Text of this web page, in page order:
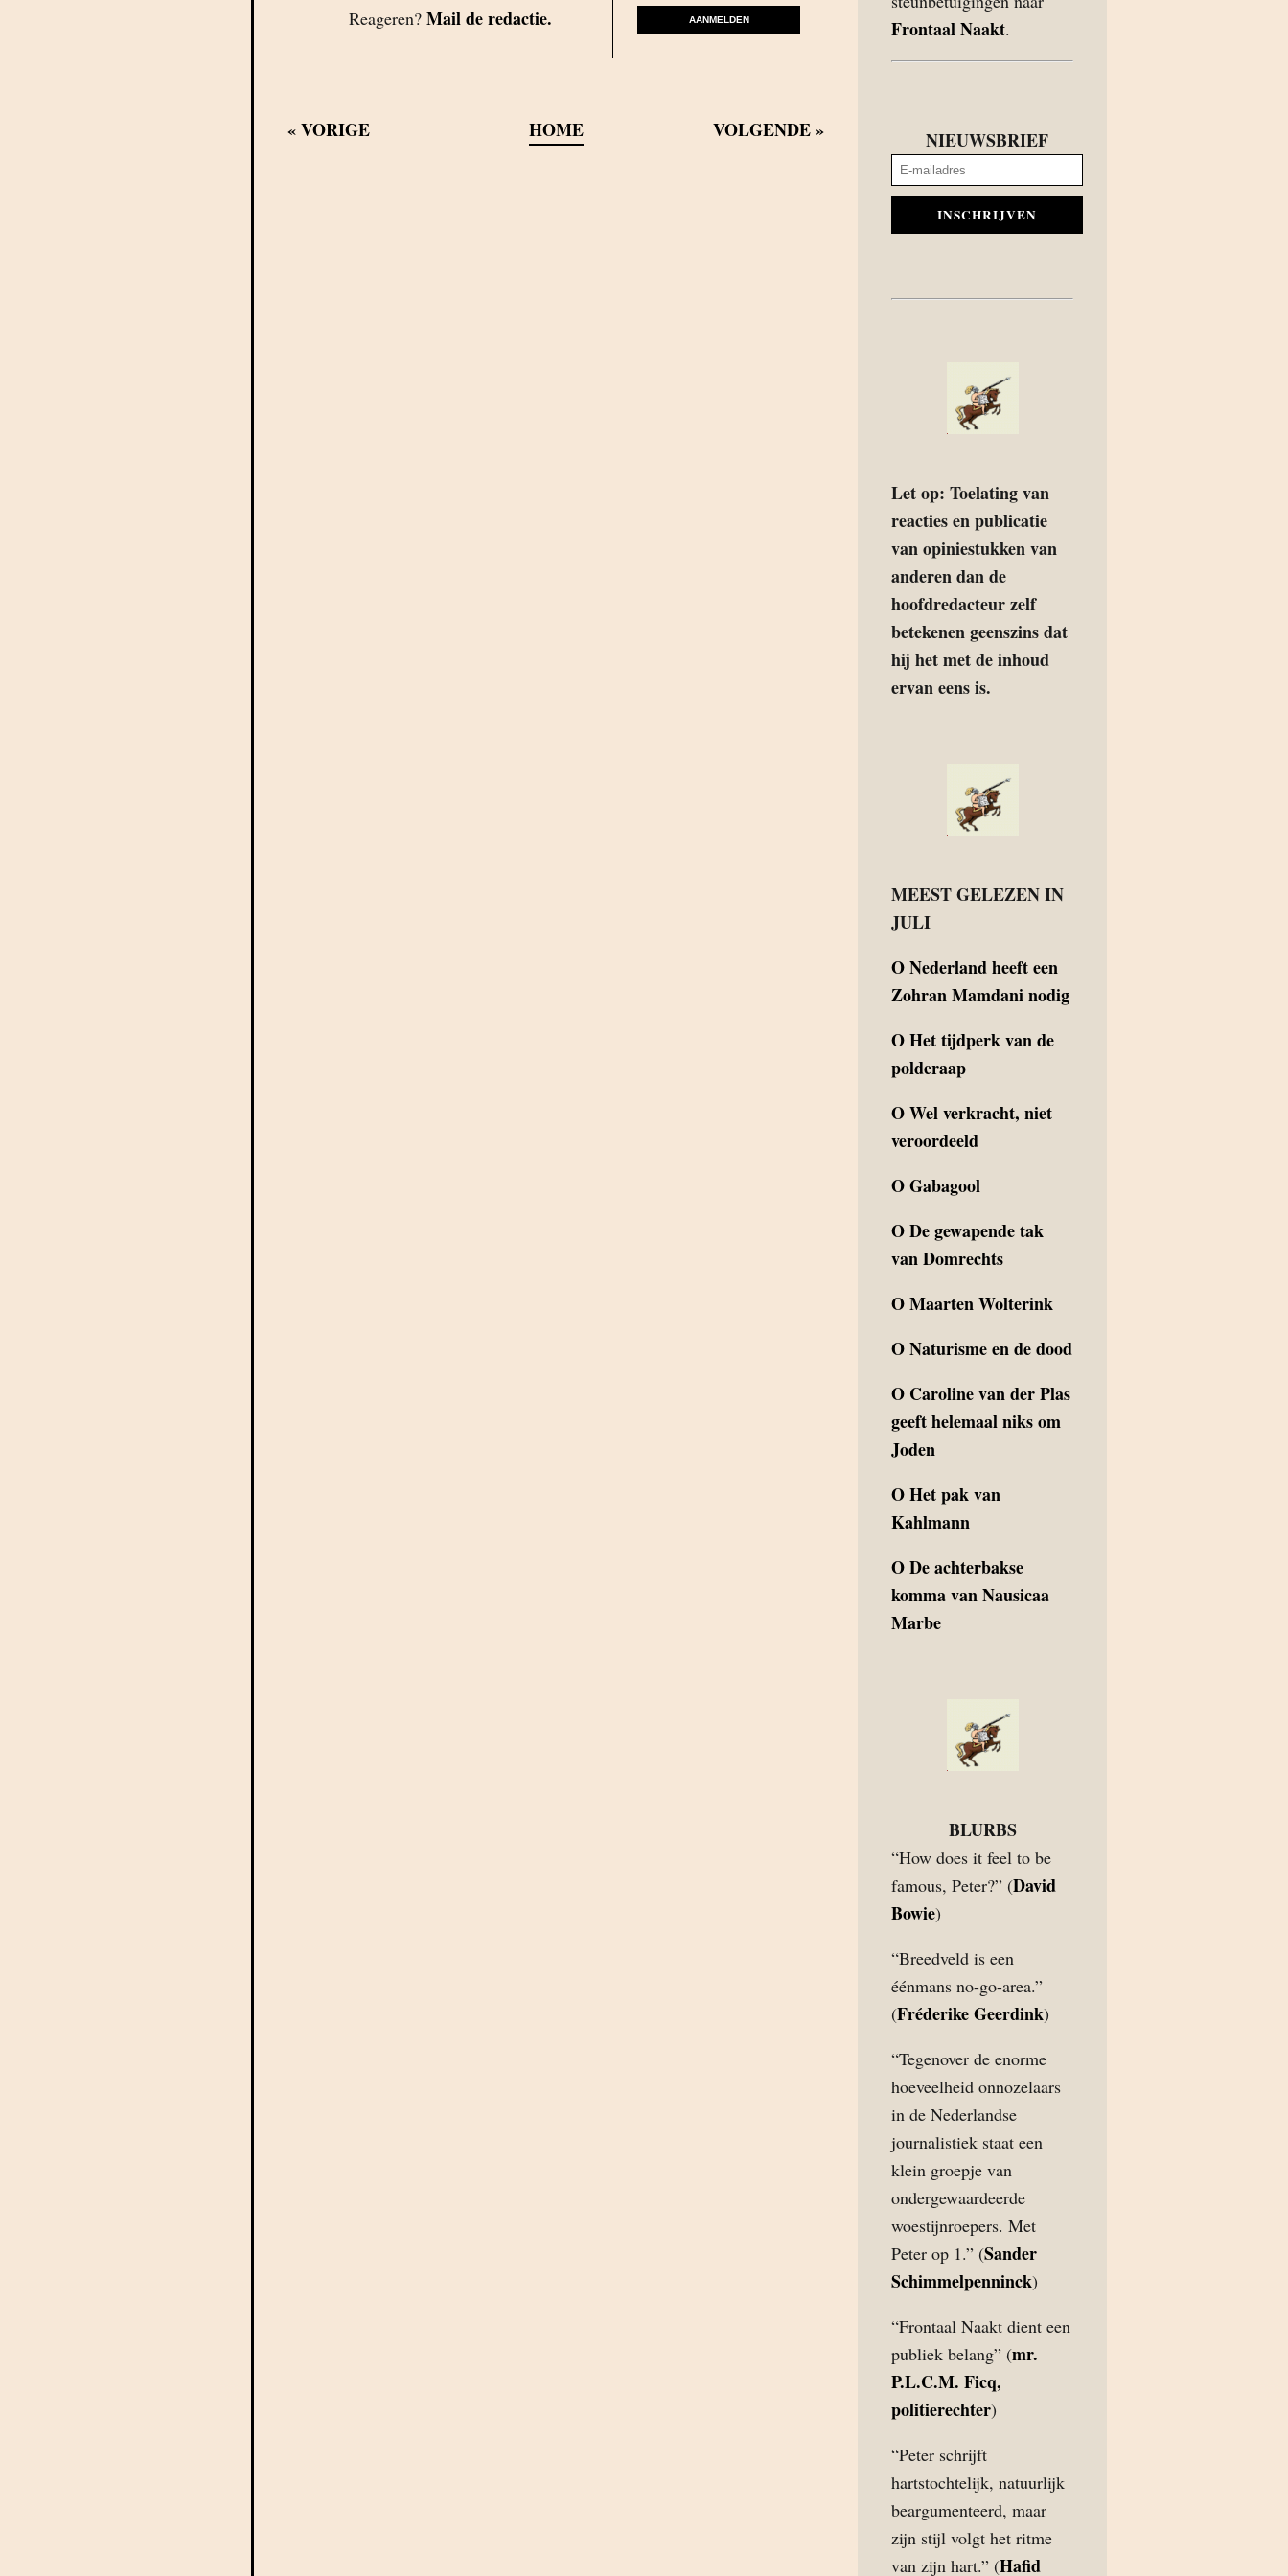
Reageren? Mail de redactie. AANMELDEN
«VORIGE HOME VOLGENDE»
Frontaal Naakt.
NIEUWSBRIEF
INSCHRIJVEN
Let op: Toelating van
reacties en publicatie
van opiniestukken van
anderen dan de
hoofdredacteur zelf
betekenen geenszins dat
hij het met de inhoud
ervan eens is.
MEEST GELEZEN IN
JULI
ONederland heeft een
Zohran Mamdani nodig
OHet tijdperk van de
polderaap
OWel verkracht, niet
veroordeeld
OGabagool
ODe gewapende tak
van Domrechts
OMaarten Wolterink
ONaturisme en de dood
O Caroline van der Plas
geeft helemaal niks om
Joden
OHet pak van
Kahlmann
ODe achterbakse
komma van Nausicaa
Marbe
BLURBS
“How does it feel to be
famous, Peter?” (David
Bowie)
“Breedveld is een
éénmans no-go-area.”
(Fréderike Geerdink)
“Tegenover de enorme
hoeveelheid onnozelaars
in de Nederlandse
journalistiek staat een
klein groepje van
ondergewaardeerde
woestijnroepers. Met
Peter op 1.” (Sander
Schimmelpenninck)
“Frontaal Naakt dient een
publiek belang” (mr.
P.L.C.M. Ficq,
politierechter)
“Peter schrijft
hartstochtelijk, natuurlijk
beargumenteerd, maar
zijn stijl volgt het ritme
van zijn hart.” (Hafid